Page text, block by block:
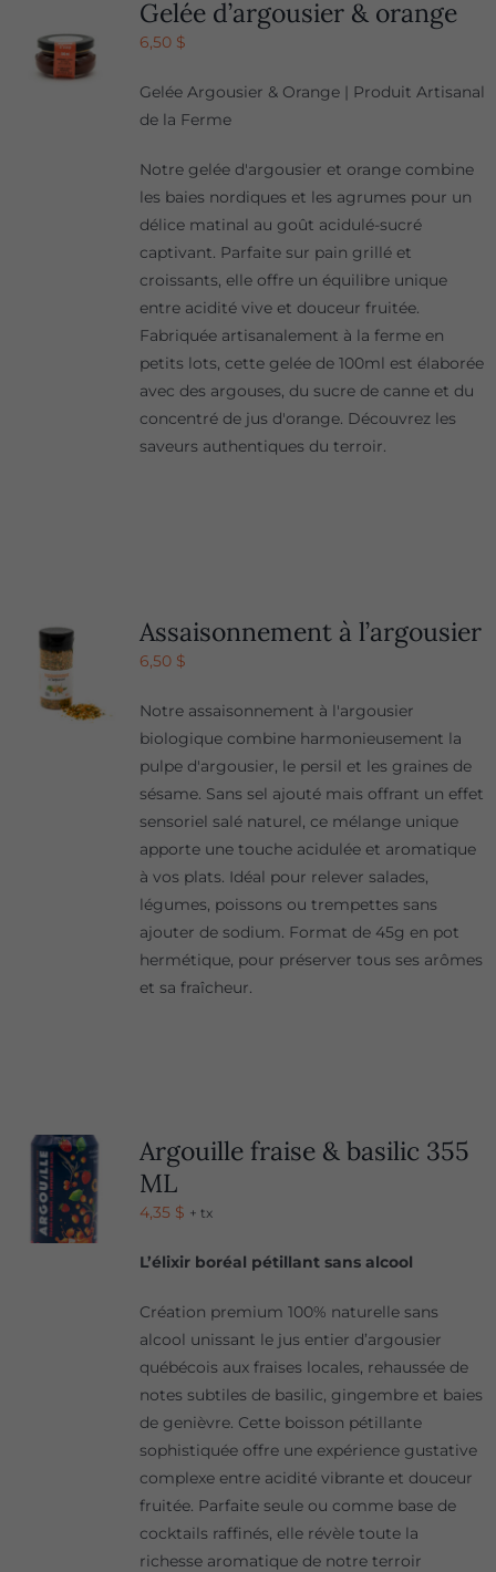
Gelée d’argousier & orange
6,50 $
Gelée Argousier & Orange | Produit Artisanal
de la Ferme
Notre gelée d'argousier et orange combine
les baies nordiques et les agrumes pour un
délice matinal au goût acidulé-sucré
captivant. Parfaite sur pain grillé et
croissants, elle offre un équilibre unique
entre acidité vive et douceur fruitée.
Fabriquée artisanalement à la ferme en
petits lots, cette gelée de 100ml est élaborée
avec des argouses, du sucre de canne et du
concentré de jus d'orange. Découvrez les
saveurs authentiques du terroir.
Assaisonnement à l’argousier
6,50 $
Notre assaisonnement à l'argousier
biologique combine harmonieusement la
pulpe d'argousier, le persil et les graines de
sésame. Sans sel ajouté mais offrant un effet
sensoriel salé naturel, ce mélange unique
apporte une touche acidulée et aromatique
à vos plats. Idéal pour relever salades,
légumes, poissons ou trempettes sans
ajouter de sodium. Format de 45g en pot
hermétique, pour préserver tous ses arômes
et sa fraîcheur.
Argouille fraise & basilic 355
ML
4,35 $ + tx
L’élixir boréal pétillant sans alcool
Création premium 100% naturelle sans
alcool unissant le jus entier d’argousier
québécois aux fraises locales, rehaussée de
notes subtiles de basilic, gingembre et baies
de genièvre. Cette boisson pétillante
sophistiquée offre une expérience gustative
complexe entre acidité vibrante et douceur
fruitée. Parfaite seule ou comme base de
cocktails raffinés, elle révèle toute la
richesse aromatique de notre terroir